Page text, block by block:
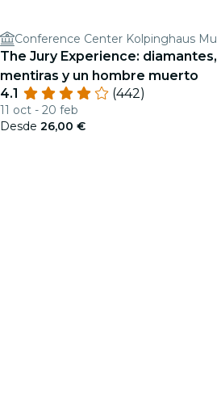
The Jury Experience: diamantes,
mentiras y un hombre muerto
4.1
(442)
11 oct - 20 feb
Desde 26,00 €